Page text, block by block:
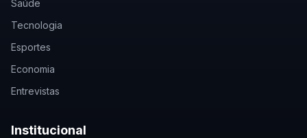
Saúde
Tecnologia
Esportes
Economia
Entrevistas
Institucional